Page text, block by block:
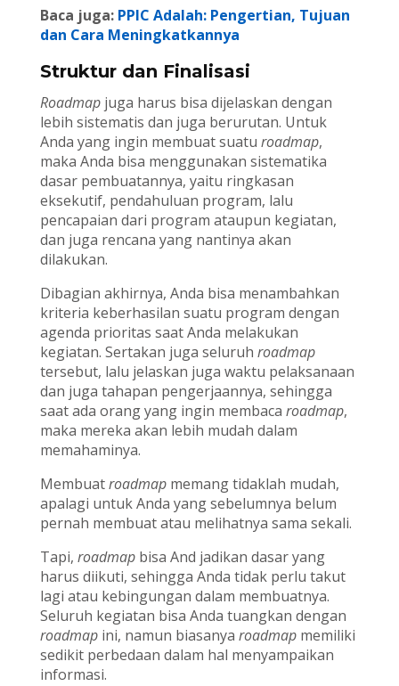
Baca juga: PPIC Adalah: Pengertian, Tujuan
dan Cara Meningkatkannya
Struktur dan Finalisasi
Roadmapjuga harus bisa dijelaskan dengan
lebih sistematis dan juga berurutan. Untuk
Anda yang ingin membuat suatu roadmap,
maka Anda bisa menggunakan sistematika
dasar pembuatannya, yaitu ringkasan
eksekutif, pendahuluan program, lalu
pencapaian dari program ataupun kegiatan,
dan juga rencana yang nantinya akan
dilakukan.
Dibagian akhirnya, Anda bisa menambahkan
kriteria keberhasilan suatu program dengan
agenda prioritas saat Anda melakukan
kegiatan. Sertakan juga seluruh roadmap
tersebut, lalu jelaskan juga waktu pelaksanaan
dan juga tahapan pengerjaannya, sehingga
saat ada orang yang ingin membaca roadmap,
maka mereka akan lebih mudah dalam
memahaminya.
Membuatroadmapmemang tidaklah mudah,
apalagi untuk Anda yang sebelumnya belum
pernah membuat atau melihatnya sama sekali.
Tapi, roadmapbisa And jadikan dasar yang
harus diikuti, sehingga Anda tidak perlu takut
lagi atau kebingungan dalam membuatnya.
Seluruh kegiatan bisa Anda tuangkan dengan
roadmapini, namun biasanya roadmapmemiliki
sedikit perbedaan dalam hal menyampaikan
informasi.